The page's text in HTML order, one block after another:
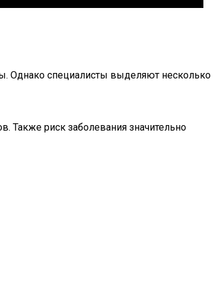
Однако специалисты выделяют несколько
Также риск заболевания значительно